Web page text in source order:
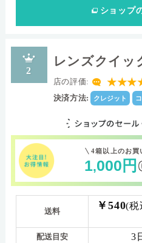
ショップ
2
レンズクイッ
店の評価:
決済方法: クレジット
4箱以上のお買
1,000 円
送料 ￥540(税
配送目安 3